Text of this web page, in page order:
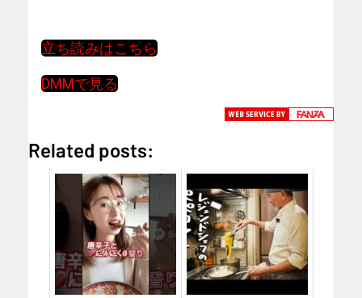
立ち読みはこちら
DMMで見る
Related posts: